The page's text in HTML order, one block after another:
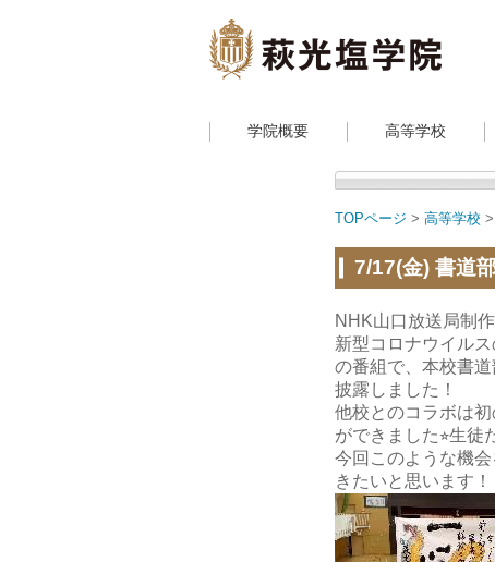
学院概要 高等学校
TOPページ > 高等学校
7/17(金) 書道
NHK山口放送局制
新型コロナウイル
の番組で、 本校書道
披露しました！
他校とのコラボは初
ができました⭐︎生徒
今回このような機会
きたいと思います！